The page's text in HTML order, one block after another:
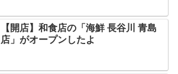
【開店】和食店の「海鮮 長谷川 青島
店」がオープンしたよ